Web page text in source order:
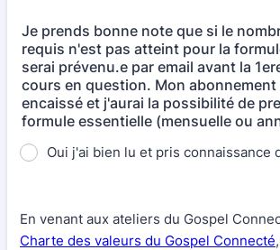
Je prends bonne note que si le
requis n'est pas atteint pour la
serai prévenu.e par email avant la
cours en question. Mon abonnement
encaissé et j'aurai la possibilité de
formule essentielle (mensuelle ou
Oui j'ai bien lu et pris connaissance
En venant aux ateliers du Gospel
Charte des valeurs du Gospel Connecté